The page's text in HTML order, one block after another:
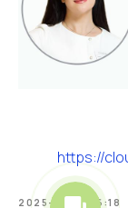
https://
2025-04-01 16:18